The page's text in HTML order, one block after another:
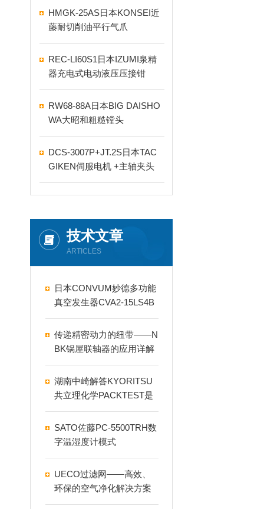
HMGK-25AS日本KONSEI近
藤耐切削油平行气爪
REC-LI60S1日本IZUMI泉精
器充电式电动液压压接钳
RW68-88A日本BIG DAISHO
WA大昭和粗糙镗头
DCS-3007P+JT.2S日本TAC
GIKEN伺服电机 +主轴夹头
技术文章
ARTICLES
日本CONVUM妙德多功能
真空发生器CVA2-15LS4B
L特点介绍
传递精密动力的纽带——N
BK锅屋联轴器的应用详解
湖南中崎解答KYORITSU
共立理化学PACKTEST是
什么
SATO佐藤PC-5500TRH数
字温湿度计模式
UECO过滤网——高效、
环保的空气净化解决方案